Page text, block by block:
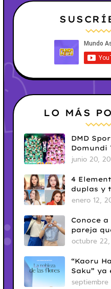
LO MÁS
DMD
Domundi
y
junio 20,
4
duplas y
saga GL
enero 12,
Conoce
pareja
era en el
octubre
“Kaoru
Saku”
en